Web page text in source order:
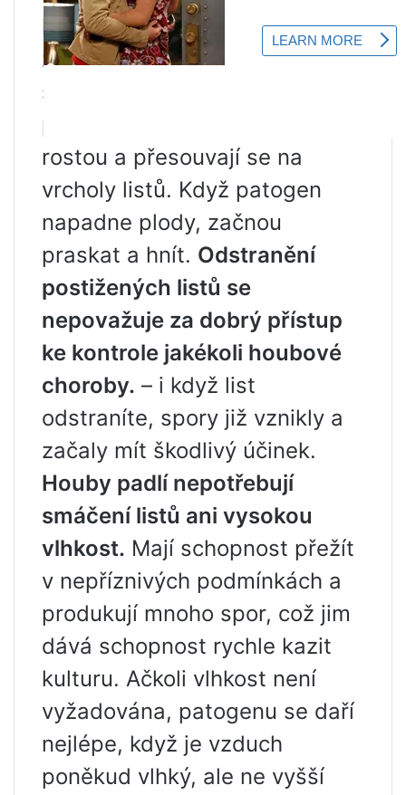
listů se objevují žluté skvrny
zaobleného tvaru. Na rubové
straně plechu je viditelný bílý
práškový povlak. Pak skvrny
rostou a přesouvají se na
vrcholy listů. Když patogen
napadne plody, začnou
praskat a hnít. Odstranění
postižených listů se
nepovažuje za dobrý přístup
ke kontrole jakékoli houbové
choroby. – i když list
odstraníte, spory již vznikly a
začaly mít škodlivý účinek.
Houby padlí nepotřebují
smáčení listů ani vysokou
vlhkost. Mají schopnost přežít
v nepříznivých podmínkách a
produkují mnoho spor, což jim
dává schopnost rychle kazit
kulturu. Ačkoli vlhkost není
vyžadována, patogenu se daří
nejlépe, když je vzduch
poněkud vlhký, ale ne vyšší